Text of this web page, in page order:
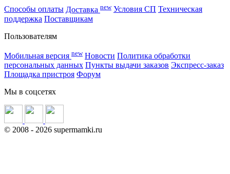
Способы оплаты Доставка new Условия СП Техническая
поддержка Поставщикам
Пользователям
Мобильная версия new Новости Политика обработки
персональных данных Пункты выдачи заказов Экспресс-заказ
Площадка пристроя Форум
Мы в соцсетях
© 2008 - 2026 supermamki.ru